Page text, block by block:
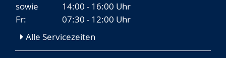
sowie
14:00 - 16:00 Uhr
Fr:
07:30 - 12:00 Uhr
Alle Servicezeiten